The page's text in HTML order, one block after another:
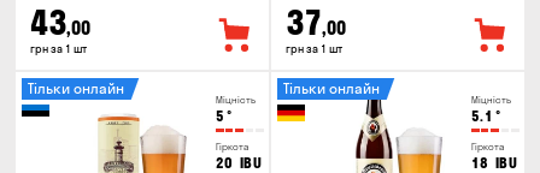
43,00
грн за 1 шт
37,00
грн за 1 шт
Міцність
5 °
Гіркота
20 IBU
Тільки онлайн
Міцність
5.1 °
Гіркота
18 IBU
Тільки онлайн